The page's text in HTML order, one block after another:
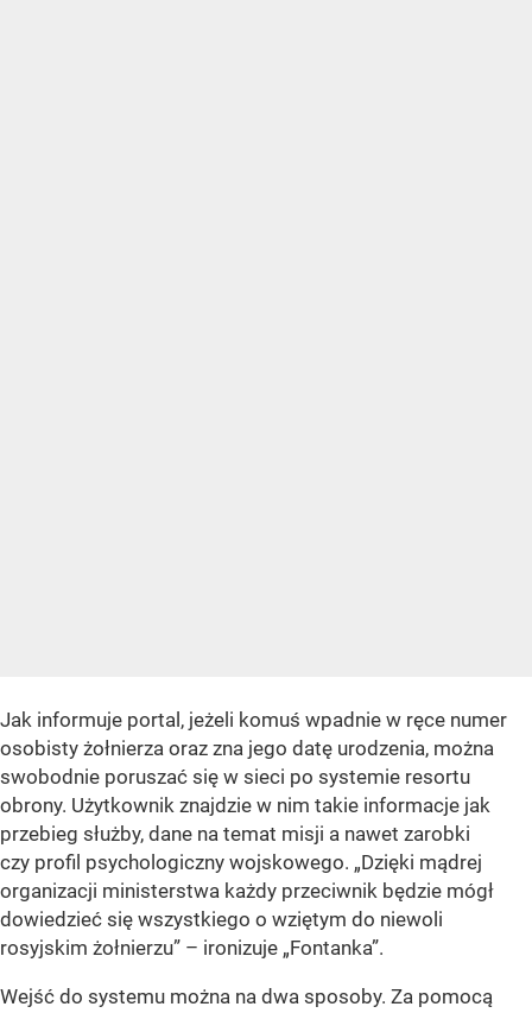
Jak informuje portal, jeżeli komuś wpadnie w ręce numer
osobisty żołnierza oraz zna jego datę urodzenia, można
swobodnie poruszać się w sieci po systemie resortu
obrony. Użytkownik znajdzie w nim takie informacje jak
przebieg służby, dane na temat misji a nawet zarobki
czy profil psychologiczny wojskowego. „Dzięki mądrej
organizacji ministerstwa każdy przeciwnik będzie mógł
dowiedzieć się wszystkiego o wziętym do niewoli
rosyjskim żołnierzu” – ironizuje „Fontanka”.
Wejść do systemu można na dwa sposoby. Za pomocą